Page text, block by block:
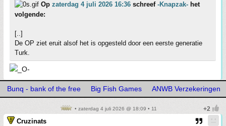
Op zaterdag 4 juli 2026 16:36 schreef -Knapzak- het
volgende:
[..]
De OP ziet eruit alsof het is opgesteld door een eerste generatie
Turk.
Bunq - bank of the free Big Fish Games ANWB Verzekeringen
• zaterdag 4 juli 2026 @ 18:09 • 11
Cruzinats